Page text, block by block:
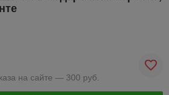
на сайте — 300 руб.